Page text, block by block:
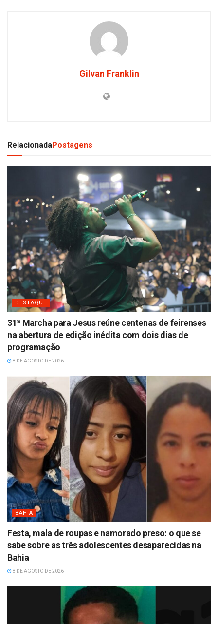
Gilvan Franklin
RelacionadaPostagens
DESTAQUE
31ª Marcha para Jesus reúne centenas de feirenses
na abertura de edição inédita com dois dias de
programação
8 DE AGOSTO DE 2026
BAHIA
Festa, mala de roupas e namorado preso: o que se
sabe sobre as três adolescentes desaparecidas na
Bahia
8 DE AGOSTO DE 2026